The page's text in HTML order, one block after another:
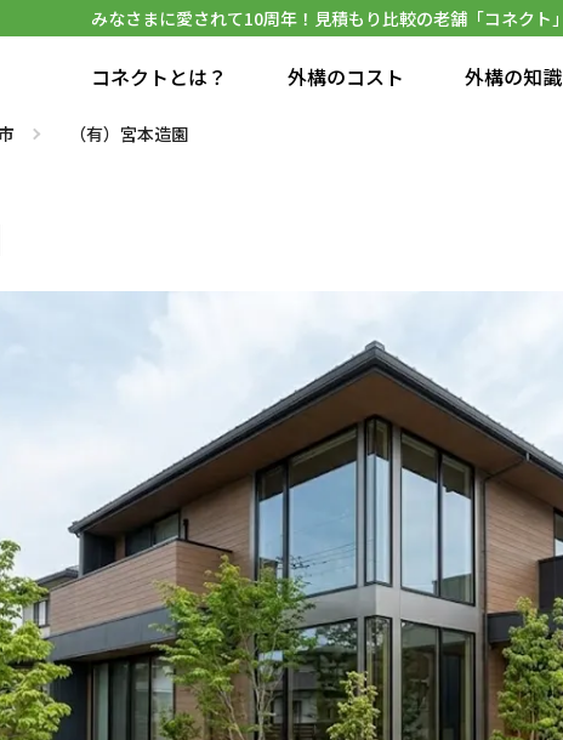
みなさまに愛されて10周年！見積もり比較の老舗「コネクト」
コネクトとは？ 外構のコスト 外構の知識
（有）宮本造園